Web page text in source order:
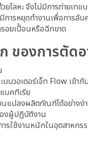
โลหะ จึงไม่มีการถ่ายเทแ
มีการหยุดทํางานเพื่อการ
อยเปื้อนหรือฉีกขาด
ของการตัด
บบวอเตอร์เจ็ท Flow เข้า
บคทีเรีย
นแปลงผลิตภัณฑ์ได้อย่างง่
งผู้ปฏิบัติงาน
รใช้งานหนักในอุตสาหกร